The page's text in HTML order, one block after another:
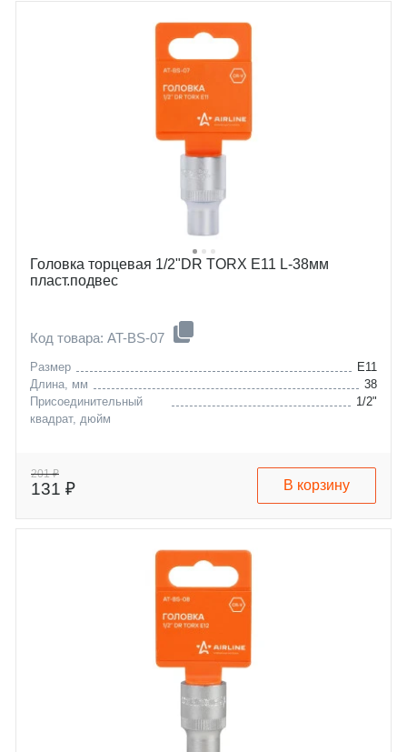
Головка торцевая 1/2"DR TORX E11 L-38мм
пласт.подвес
Код товара: AT-BS-07
Размер
E11
Длина, мм
38
Присоединительный
квадрат, дюйм
1/2"
201 ₽
131 ₽ В корзину